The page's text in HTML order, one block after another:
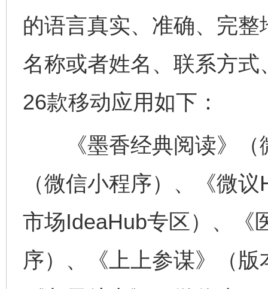
的语言真实、准确、完
名称或者姓名、联系方
26款移动应用如下：
《墨香经典阅读》（
（微信小程序）、《微
市场IdeaHub专区）、《
序）、《上上参谋》（